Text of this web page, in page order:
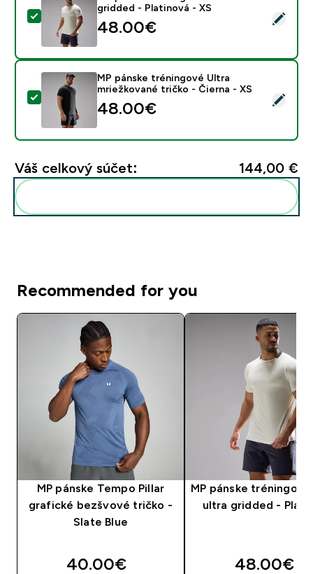
Vybrať tento produkt - MP pánske tréningové tričko
gridded - Platinová - XS
48.00€‎
Vybrať tento produkt - MP pánske tréningové Ultra
MP pánske tréningové Ultra
mriežkované tričko - Čierna - XS
48.00€‎
Váš celkový súčet: 144,00 €‎
Recommended for you
MP pánske Tempo Pillar
grafické bezšvové tričko -
Slate Blue
40.00€‎
MP pánske
ultra gridded -
48.00€‎